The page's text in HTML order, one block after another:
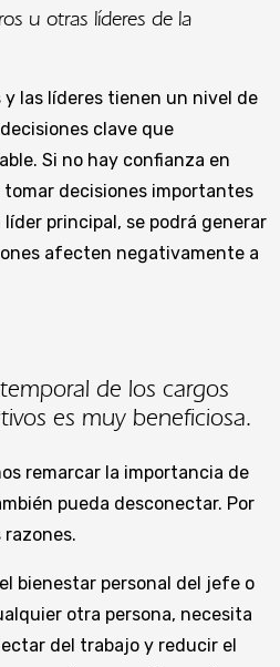
u otras líderes de la
y las líderes tienen un nivel de
clave que
Si no hay confianza en
decisiones importantes
principal, se podrá generar
afecten negativamente a
de los cargos
es muy beneficiosa.
remarcar la importancia de
pueda desconectar. Por
razones.
bienestar personal del jefe o
otra persona, necesita
del trabajo y reducir el